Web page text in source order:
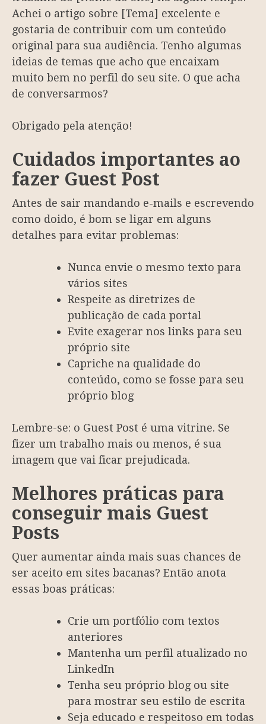
Achei o artigo sobre [Tema] excelente e
gostaria de contribuir com um conteúdo
original para sua audiência. Tenho algumas
ideias de temas que acho que encaixam
muito bem no perfil do seu site. O que acha
de conversarmos?
Obrigado pela atenção!
Cuidados importantes ao
fazer Guest Post
Antes de sair mandando e-mails e escrevendo
como doido, é bom se ligar em alguns
detalhes para evitar problemas:
Nunca envie o mesmo texto para
vários sites
Respeite as diretrizes de
publicação de cada portal
Evite exagerar nos links para seu
próprio site
Capriche na qualidade do
conteúdo, como se fosse para seu
próprio blog
Lembre-se: o Guest Post é uma vitrine. Se
fizer um trabalho mais ou menos, é sua
imagem que vai ficar prejudicada.
Melhores práticas para
conseguir mais Guest
Posts
Quer aumentar ainda mais suas chances de
ser aceito em sites bacanas? Então anota
essas boas práticas:
Crie um portfólio com textos
anteriores
Mantenha um perfil atualizado no
LinkedIn
Tenha seu próprio blog ou site
para mostrar seu estilo de escrita
Seja educado e respeitoso em todas